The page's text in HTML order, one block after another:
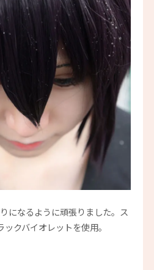
になるように頑張りました。ス
クバイオレットを使用。